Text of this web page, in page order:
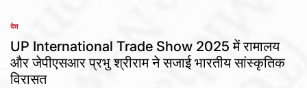
POSTED
IN
देश
UP International Trade Show 2025 में रामालय
और जेपीएसआर प्रभु श्रीराम ने सजाई भारतीय सांस्कृतिक
विरासत